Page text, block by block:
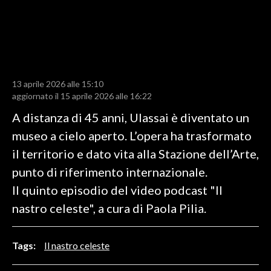
SPORT
RISULTATI E CLASSIFICHE
CALCIO REGIONALE
VOLLEY
CULTURA
13 aprile 2026 alle 15:10
aggiornato il 15 aprile 2026 alle 16:22
A distanza di 45 anni, Ulassai è diventato un
museo a cielo aperto. L’opera ha trasformato
il territorio e dato vita alla Stazione dell’Arte,
punto di riferimento internazionale.
Il quinto episodio del video podcast "Il
nastro celeste", a cura di Paola Pilia.
Tags: Il nastro celeste